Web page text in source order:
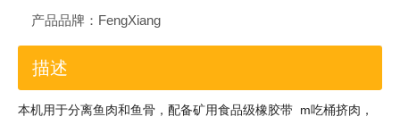
产品品牌： FengXiang
描述
本机用于分离鱼肉和鱼骨，配备矿用食品级橡胶带 m吃桶挤肉，